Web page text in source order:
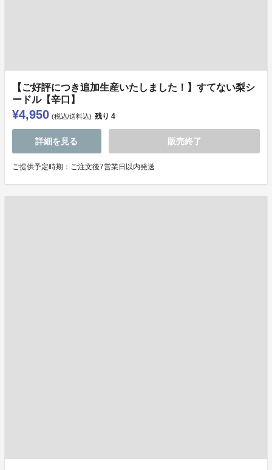
【ご好評につき追加生産いたしました！】すてない梨シ
ードル【辛口】
¥4,950 (税込/送料込) 残り 4
詳細を見る 販売終了
ご提供予定時期：ご注文後7営業日以内発送